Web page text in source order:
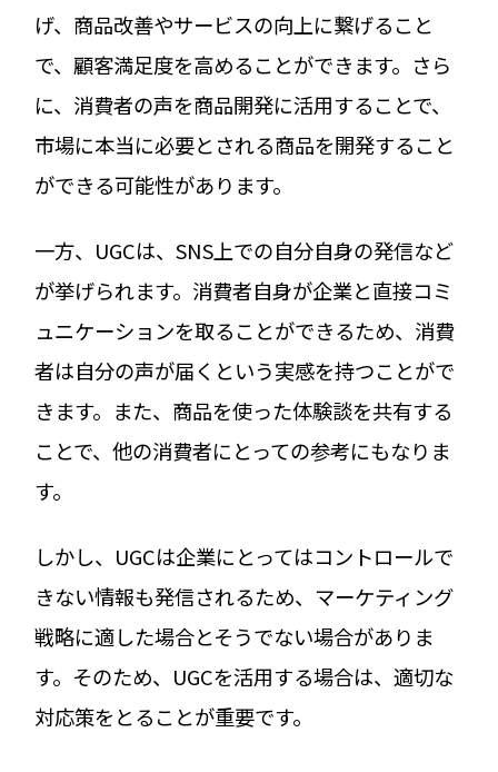
げ、商品改善やサービスの向上に繋げること
で、顧客満足度を高めることができます。さら
に、消費者の声を商品開発に活用することで、
市場に本当に必要とされる商品を開発すること
ができる可能性があります。
一方、UGCは、SNS上での自分自身の発信など
が挙げられます。消費者自身が企業と直接コミ
ュニケーションを取ることができるため、消費
者は自分の声が届くという実感を持つことがで
きます。また、商品を使った体験談を共有する
ことで、他の消費者にとっての参考にもなりま
す。
しかし、UGCは企業にとってはコントロールで
きない情報も発信されるため、マーケティング
戦略に適した場合とそうでない場合がありま
す。そのため、UGCを活用する場合は、適切な
対応策をとることが重要です。